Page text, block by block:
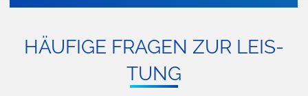
HÄU­FI­GE FRA­GEN ZUR LEIS­
TUNG